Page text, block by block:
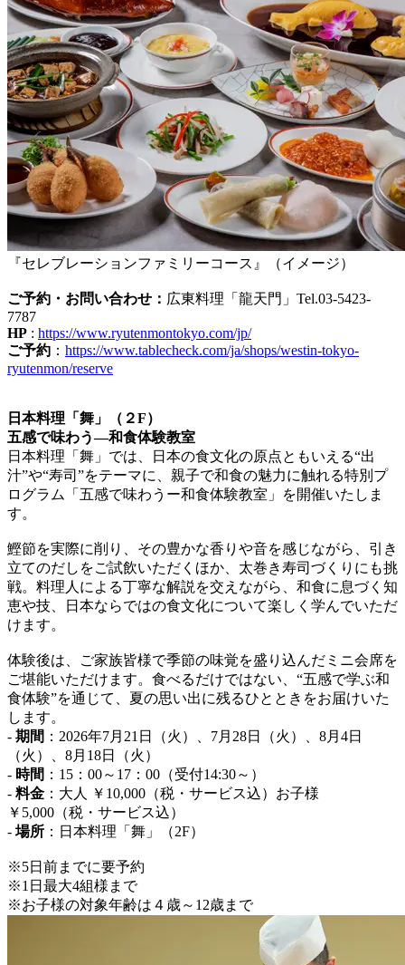
『セレブレーションファミリーコース』（イメージ）
ご予約・お問い合わせ： 広東料理「龍天門」Tel.03-5423-
7787
HP : https://www.ryutenmontokyo.com/jp/
ご予約 ： https://www.tablecheck.com/ja/shops/westin-tokyo-
ryutenmon/reserve
日本料理「舞」（２F）
五感で味わう―和食体験教室
日本料理「舞」では、日本の食文化の原点ともいえる“出
汁”や“寿司”をテーマに、親子で和食の魅力に触れる特別プ
ログラム「五感で味わうー和食体験教室」を開催いたしま
す。
鰹節を実際に削り、その豊かな香りや音を感じながら、引き
立てのだしをご試飲いただくほか、太巻き寿司づくりにも挑
戦。料理人による丁寧な解説を交えながら、和食に息づく知
恵や技、日本ならではの食文化について楽しく学んでいただ
けます。
体験後は、ご家族皆様で季節の味覚を盛り込んだミニ会席を
ご堪能いただけます。食べるだけではない、“五感で学ぶ和
食体験”を通じて、夏の思い出に残るひとときをお届けいた
します。
- 期間 ：2026年7月21日（火）、7月28日（火）、8月4日
（火）、8月18日（火）
- 時間 ：15：00～17：00（受付14:30～）
- 料金 ：大人 ￥10,000（税・サービス込）お子様
￥5,000（税・サービス込）
- 場所 ：日本料理「舞」（2F）
※5日前までに要予約
※1日最大4組様まで
※お子様の対象年齢は４歳～12歳まで